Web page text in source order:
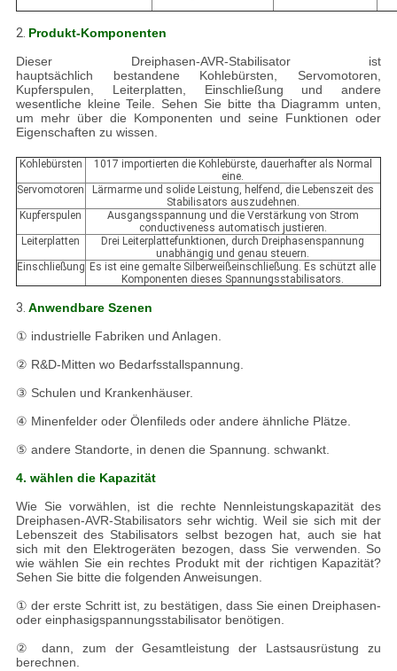
2. Produkt-Komponenten
Dieser Dreiphasen-AVR-Stabilisator ist
hauptsächlich bestandene Kohlebürsten, Servomotoren,
Kupferspulen, Leiterplatten, Einschließung und andere
wesentliche kleine Teile. Sehen Sie bitte tha Diagramm unten,
um mehr über die Komponenten und seine Funktionen oder
Eigenschaften zu wissen.
Kohlebürsten
1017 importierten die Kohlebürste, dauerhafter als Normal
eine.
Servomotoren
Lärmarme und solide Leistung, helfend, die Lebenszeit des
Stabilisators auszudehnen.
Kupferspulen
Ausgangsspannung und die Verstärkung von Strom
conductiveness automatisch justieren.
Leiterplatten
Drei Leiterplattefunktionen, durch Dreiphasenspannung
unabhängig und genau steuern.
Einschließung Es ist eine gemalte Silberweißeinschließung. Es schützt alle
Komponenten dieses Spannungsstabilisators.
3. Anwendbare Szenen
① industrielle Fabriken und Anlagen.
② R&D-Mitten wo Bedarfsstallspannung.
③ Schulen und Krankenhäuser.
④ Minenfelder oder Ölenfileds oder andere ähnliche Plätze.
⑤ andere Standorte, in denen die Spannung. schwankt.
4. wählen die Kapazität
Wie Sie vorwählen, ist die rechte Nennleistungskapazität des
Dreiphasen-AVR-Stabilisators sehr wichtig. Weil sie sich mit der
Lebenszeit des Stabilisators selbst bezogen hat, auch sie hat
sich mit den Elektrogeräten bezogen, dass Sie verwenden. So
wie wählen Sie ein rechtes Produkt mit der richtigen Kapazität?
Sehen Sie bitte die folgenden Anweisungen.
① der erste Schritt ist, zu bestätigen, dass Sie einen Dreiphasen-
oder einphasigspannungsstabilisator benötigen.
② dann, zum der Gesamtleistung der Lastsausrüstung zu
berechnen.